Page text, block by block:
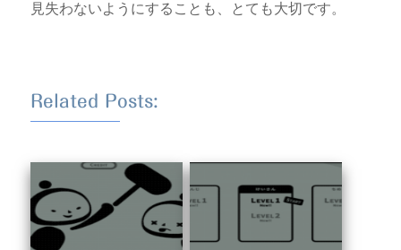
見失わないようにすることも、とても大切です。
Related Posts: